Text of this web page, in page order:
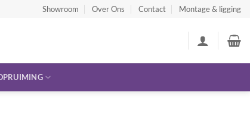
Showroom Over Ons Contact Montage & ligging